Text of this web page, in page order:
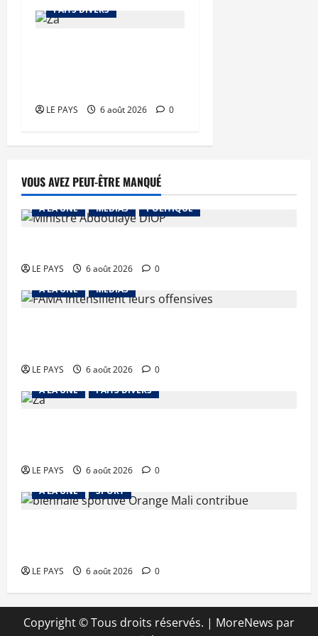
FAITS DIVERS
LE PAYS 6 août 2026 0
VOUS AVEZ PEUT-ÊTRE MANQUÉ
A LA UNE MEDIAS POLITIQUE
LE PAYS 6 août 2026
0
A LA UNE
MEDIAS
LE PAYS 6 août 2026
0
A LA UNE
FAITS DIVERS
LE PAYS 6 août 2026
0
A LA UNE
SPORT
LE PAYS 6 août 2026 0
Copyright © Tous droits réservés. | MoreNews par